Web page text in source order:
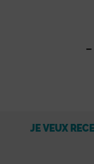
JE VEUX